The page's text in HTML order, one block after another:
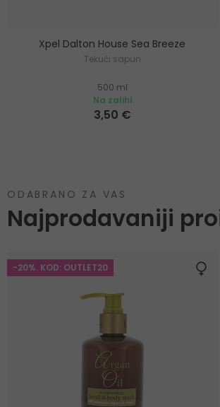
Xpel Dalton House Sea Breeze
Tekući sapun
500 ml
Na zalihi
3,50 €
ODABRANO ZA VAS
Najprodavaniji
-20%. KOD: OUTLET20